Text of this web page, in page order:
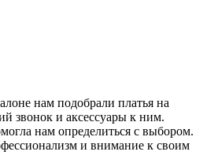
нам подобрали платья на
звонок и аксессуары к ним.
нам определиться с выбором.
и внимание к своим